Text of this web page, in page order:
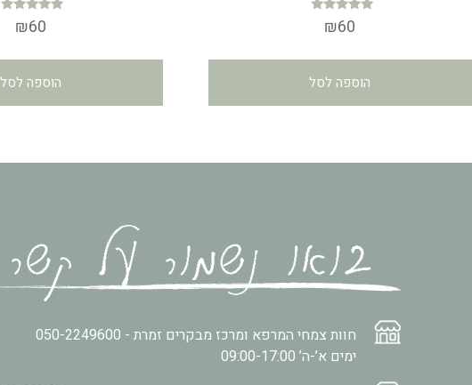
דורג
4.96
₪60
הוספה לסל
דורג
4.92
₪60
הוספה לסל
חוות צמחי המרפא ומרכז מבקרים זמרת - 050-2249600
ימים א’-ה’ 09:00-17:00